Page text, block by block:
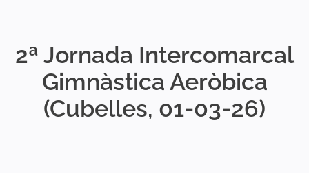
2ª Jornada Intercomarcal
Gimnàstica Aeròbica
(Cubelles, 01-03-26)